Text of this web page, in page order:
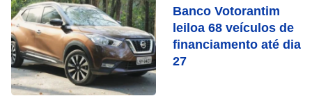
Banco Votorantim
leiloa 68 veículos de
financiamento até dia
27